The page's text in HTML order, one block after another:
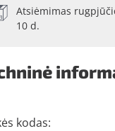
Atsiėmimas
10 d.
kodas: